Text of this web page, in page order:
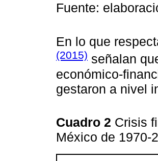
Fuente:
En lo que
(2015) señalan
económico-
gestaron a nivel
Cuadro 2 Crisis
México de 1970-